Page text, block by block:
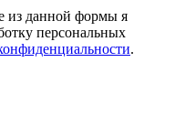
из данной формы я
персональных
.